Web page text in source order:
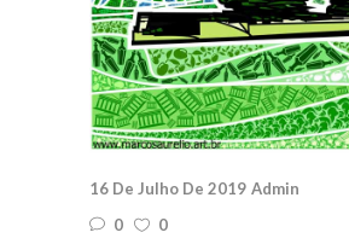
16 De Julho De 2019 Admin
0
0